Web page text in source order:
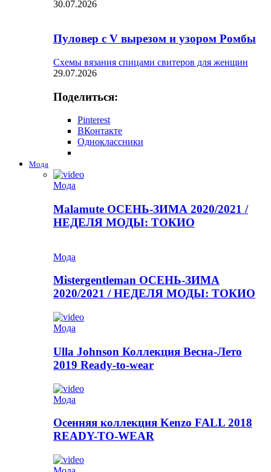
30.07.2026
Пуловер с V вырезом и узором Ромбы
Схемы вязания спицами свитеров для женщин
29.07.2026
Поделиться:
Pinterest
ВКонтакте
Одноклассники
Мода
Мода
Malamute ОСЕНЬ-ЗИМА 2020/2021 /
НЕДЕЛЯ МОДЫ: ТОКИО
Мода
Mistergentleman ОСЕНЬ-ЗИМА
2020/2021 / НЕДЕЛЯ МОДЫ: ТОКИО
Мода
Ulla Johnson Коллекция Весна-Лето
2019 Ready-to-wear
Мода
Осенняя коллекция Kenzo FALL 2018
READY-TO-WEAR